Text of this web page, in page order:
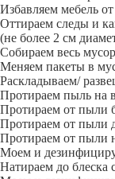
Избавляем мебель
Оттираем следы и
(не более 2 см
Собираем весь мусор
Меняем пакеты в
Раскладываем/
Протираем пыль на
Протираем от пыли
Протираем от пыли
Протираем от пыли
Моем и
Натираем до блеска